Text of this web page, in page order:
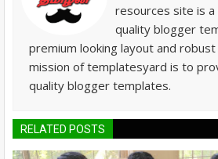
resources site is
quality blogger
premium looking layout and robust
mission of templatesyard is to
quality blogger templates.
RELATED POSTS